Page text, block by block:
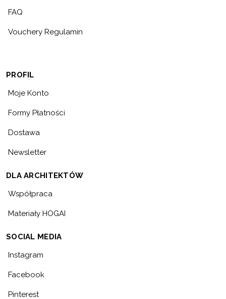
FAQ
Vouchery Regulamin
PROFIL
Moje Konto
Formy Płatności
Dostawa
Newsletter
DLA ARCHITEKTÓW
Współpraca
Materiały HOGAI
SOCIAL MEDIA
Instagram
Facebook
Pinterest